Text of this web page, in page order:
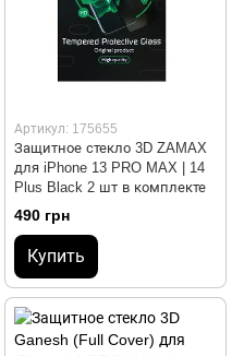
Артикул: 175655
Защитное стекло 3D ZAMAX
для iPhone 13 PRO MAX | 14
Plus Black 2 шт в комплекте
490 грн
Купить